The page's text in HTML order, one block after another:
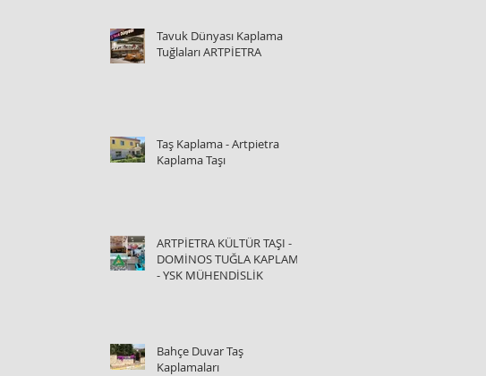
Tavuk Dünyası Kaplama
Tuğlaları ARTPİETRA
Taş Kaplama - Artpietra
Kaplama Taşı
ARTPİETRA KÜLTÜR TAŞI -
DOMİNOS TUĞLA KAPLAMA
- YSK MÜHENDİSLİK
Bahçe Duvar Taş
Kaplamaları